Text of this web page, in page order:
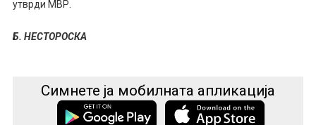
утврди МВР.
Б. НЕСТОРОСКА
Симнете ја мобилната апликација